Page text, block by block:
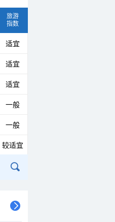
旅游
指数
适宜
适宜
适宜
一般
一般
较适宜